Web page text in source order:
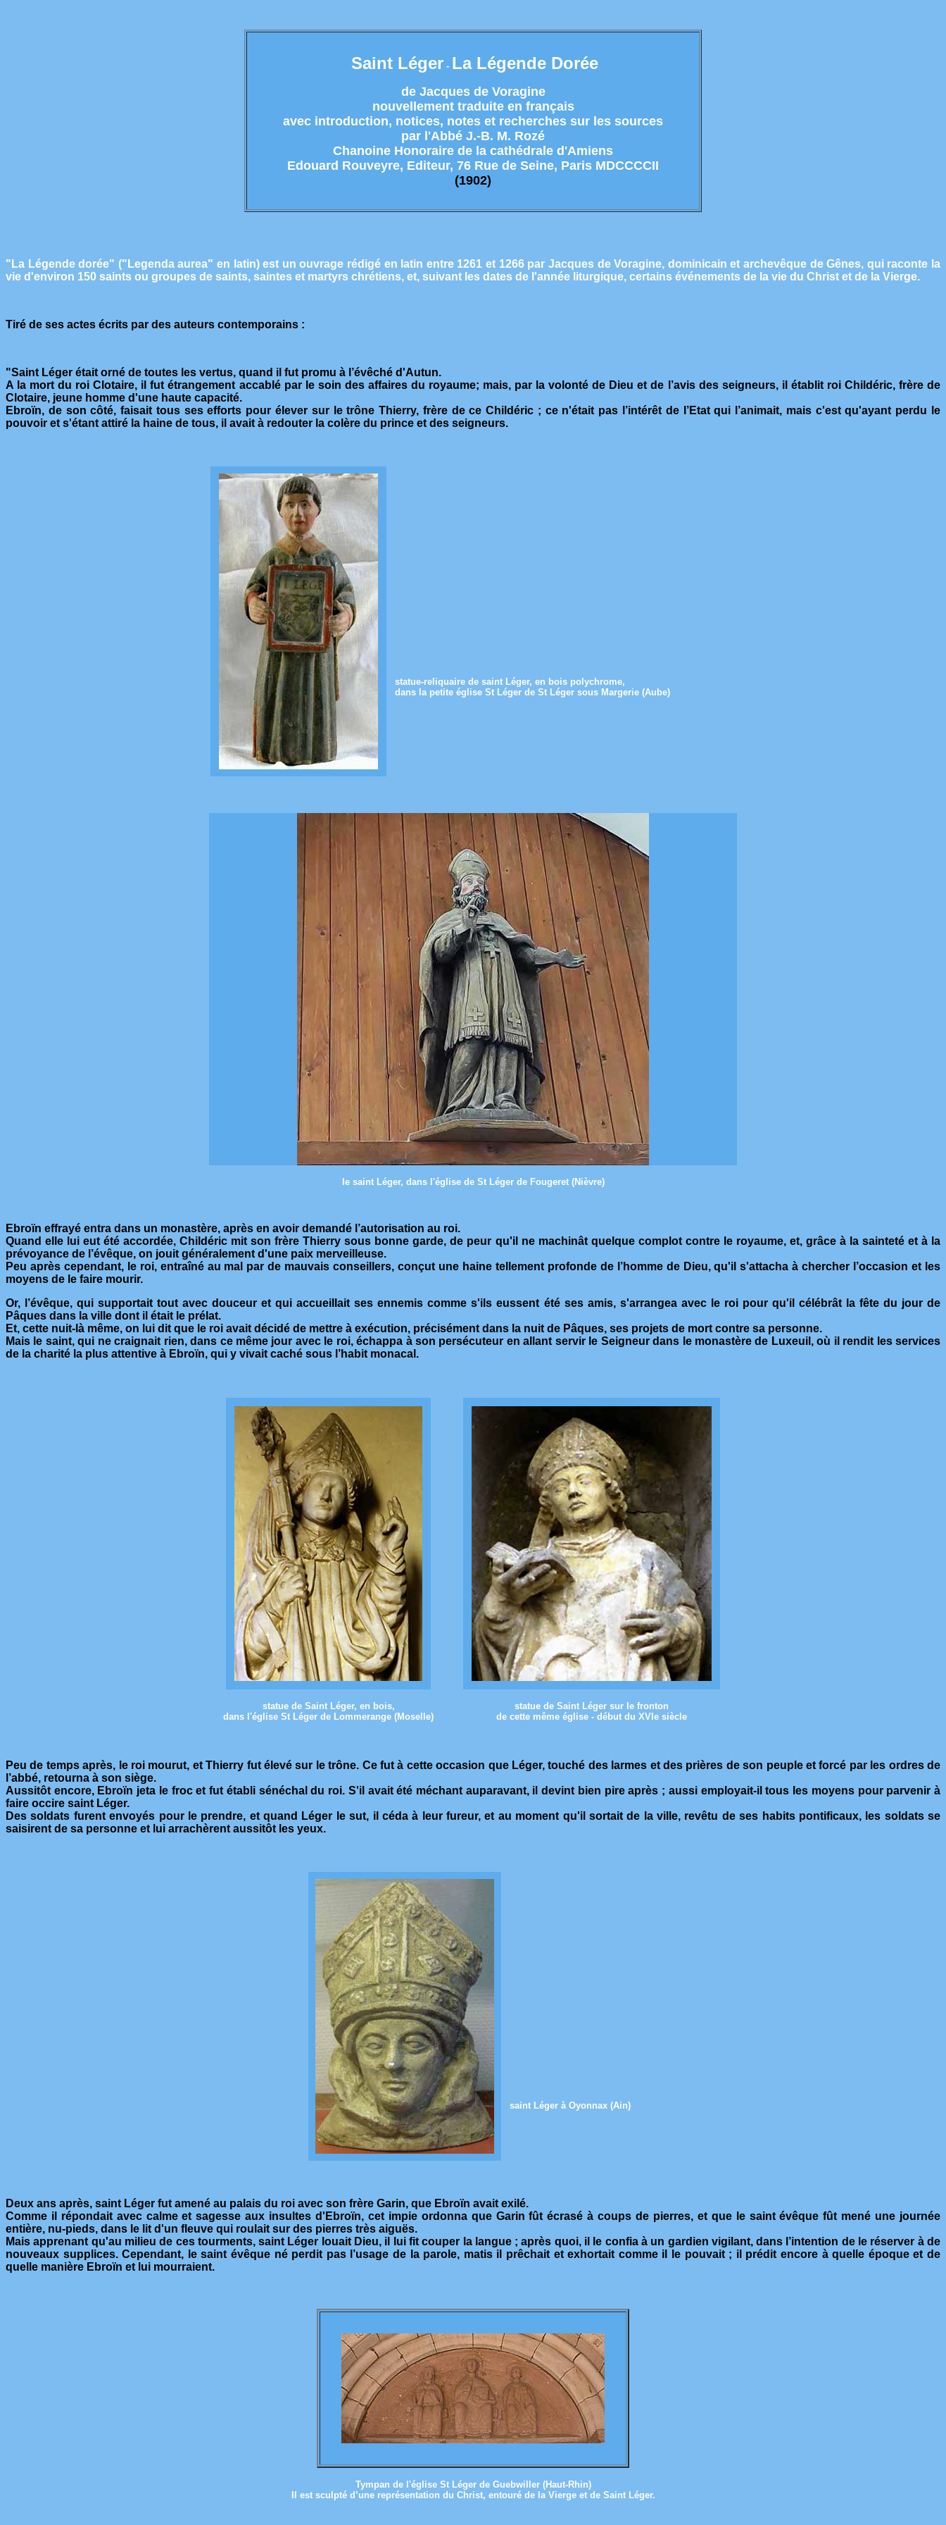
Saint Léger - La Légende Dorée
de Jacques de Voragine
nouvellement traduite en français
avec introduction, notices, notes et recherches sur les sources
par l'Abbé J.-B. M. Rozé
Chanoine Honoraire de la cathédrale d'Amiens
Edouard Rouveyre, Editeur, 76 Rue de Seine, Paris MDCCCCII
(1902)
"La Légende dorée" ("Legenda aurea" en latin) est un ouvrage rédigé en latin entre 1261 et 1266 par Jacques de Voragine, dominicain et archevêque de Gênes, qui raconte la
vie d'environ 150 saints ou groupes de saints, saintes et martyrs chrétiens, et, suivant les dates de l'année liturgique, certains événements de la vie du Christ et de la Vierge.
Tiré de ses actes écrits par des auteurs contemporains :
"Saint Léger était orné de toutes les vertus, quand il fut promu à l’évêché d'Autun.
A la mort du roi Clotaire, il fut étrangement accablé par le soin des affaires du royaume; mais, par la volonté de Dieu et de l’avis des seigneurs, il établit roi Childéric, frère de
Clotaire, jeune homme d'une haute capacité.
Ebroïn, de son côté, faisait tous ses efforts pour élever sur le trône Thierry, frère de ce Childéric ; ce n'était pas l’intérêt de l’Etat qui l’animait, mais c'est qu'ayant perdu le
pouvoir et s'étant attiré la haine de tous, il avait à redouter la colère du prince et des seigneurs.
statue-reliquaire de saint Léger, en bois polychrome,
dans la petite église St Léger de St Léger sous Margerie (Aube)
le saint Léger, dans l'église de St Léger de Fougeret (Nièvre)
Ebroïn effrayé entra dans un monastère, après en avoir demandé l’autorisation au roi.
Quand elle lui eut été accordée, Childéric mit son frère Thierry sous bonne garde, de peur qu'il ne machinât quelque complot contre le royaume, et, grâce à la sainteté et à la
prévoyance de l’évêque, on jouit généralement d'une paix merveilleuse.
Peu après cependant, le roi, entraîné au mal par de mauvais conseillers, conçut une haine tellement profonde de l’homme de Dieu, qu'il s'attacha à chercher l’occasion et les
moyens de le faire mourir.
Or, l’évêque, qui supportait tout avec douceur et qui accueillait ses ennemis comme s'ils eussent été ses amis, s'arrangea avec le roi pour qu'il célébrât la fête du jour de
Pâques dans la ville dont il était le prélat.
Et, cette nuit-là même, on lui dit que le roi avait décidé de mettre à exécution, précisément dans la nuit de Pâques, ses projets de mort contre sa personne.
Mais le saint, qui ne craignait rien, dans ce même jour avec le roi, échappa à son persécuteur en allant servir le Seigneur dans le monastère de Luxeuil, où il rendit les services
de la charité la plus attentive à Ebroïn, qui y vivait caché sous l’habit monacal.
statue de Saint Léger, en bois,
dans l'église St Léger de Lommerange (Moselle)
statue de Saint Léger sur le fronton
de cette même église - début du XVIe siècle
Peu de temps après, le roi mourut, et Thierry fut élevé sur le trône. Ce fut à cette occasion que Léger, touché des larmes et des prières de son peuple et forcé par les ordres de
l’abbé, retourna à son siège.
Aussitôt encore, Ebroïn jeta le froc et fut établi sénéchal du roi. S'il avait été méchant auparavant, il devint bien pire après ; aussi employait-il tous les moyens pour parvenir à
faire occire saint Léger.
Des soldats furent envoyés pour le prendre, et quand Léger le sut, il céda à leur fureur, et au moment qu'il sortait de la ville, revêtu de ses habits pontificaux, les soldats se
saisirent de sa personne et lui arrachèrent aussitôt les yeux.
saint Léger à Oyonnax (Ain)
Deux ans après, saint Léger fut amené au palais du roi avec son frère Garin, que Ebroïn avait exilé.
Comme il répondait avec calme et sagesse aux insultes d'Ebroïn, cet impie ordonna que Garin fût écrasé à coups de pierres, et que le saint évêque fût mené une journée
entière, nu-pieds, dans le lit d'un fleuve qui roulait sur des pierres très aiguës.
Mais apprenant qu'au milieu de ces tourments, saint Léger louait Dieu, il lui fit couper la langue ; après quoi, il le confia à un gardien vigilant, dans l’intention de le réserver à de
nouveaux supplices. Cependant, le saint évêque né perdit pas l’usage de la parole, matis il prêchait et exhortait comme il le pouvait ; il prédit encore à quelle époque et de
quelle manière Ebroïn et lui mourraient.
Tympan de l'église St Léger de Guebwiller (Haut-Rhin)
Il est sculpté d’une représentation du Christ, entouré de la Vierge et de Saint Léger.